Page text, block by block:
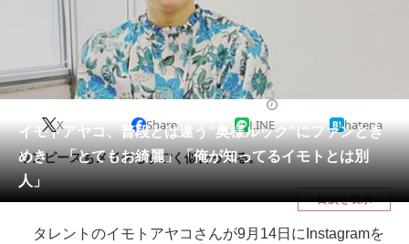
地域
教育・育児
動物 リサーチ
会員記事
メディア
注目記事を集めた総合ページ
イモトアヤコ、普段とは違う“奥様ルック”にファンとき
めき 「とてもお綺麗」「俺が知ってるイモトとは別
人」
X Share LINE hatena
ワンピースもメイクもすごく似合ってる。
目次を表示
タレントのイモトアヤコさんが9月14日にInstagramを